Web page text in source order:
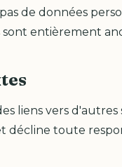
de données
entièrement
liens vers
décline toute